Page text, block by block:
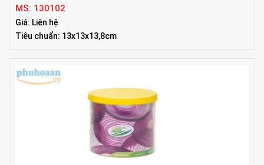
MS: 130102
Giá: Liên hệ
Tiêu chuẩn: 13x13x13,8cm